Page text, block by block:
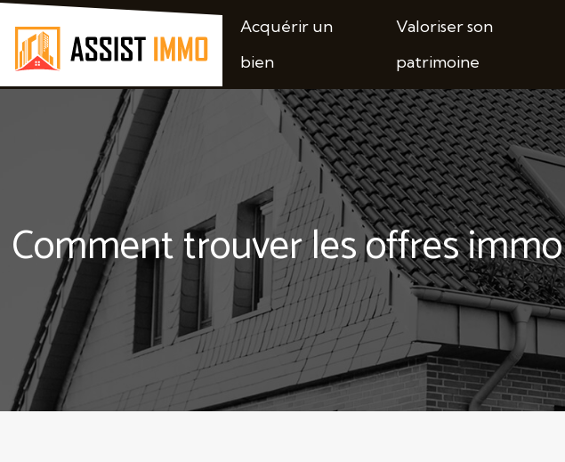
Acquérir un
bien
Valoriser son
patrimoine
Comment trouver les offres